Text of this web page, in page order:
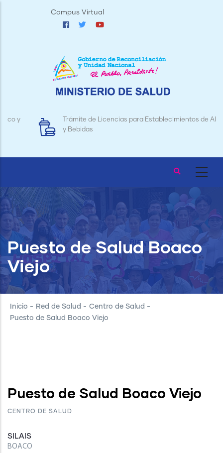
Campus Virtual
Trámite de Licencias para Establecimientos de Alimentos
y Bebidas
Puesto de Salud Boaco
Viejo
Inicio - Red de Salud - Centro de Salud -
Puesto de Salud Boaco Viejo
Puesto de Salud Boaco Viejo
CENTRO DE SALUD
SILAIS
BOACO